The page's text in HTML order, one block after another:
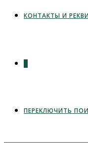
КОНТАКТЫ И
ПЕРЕКЛЮЧИТЬ